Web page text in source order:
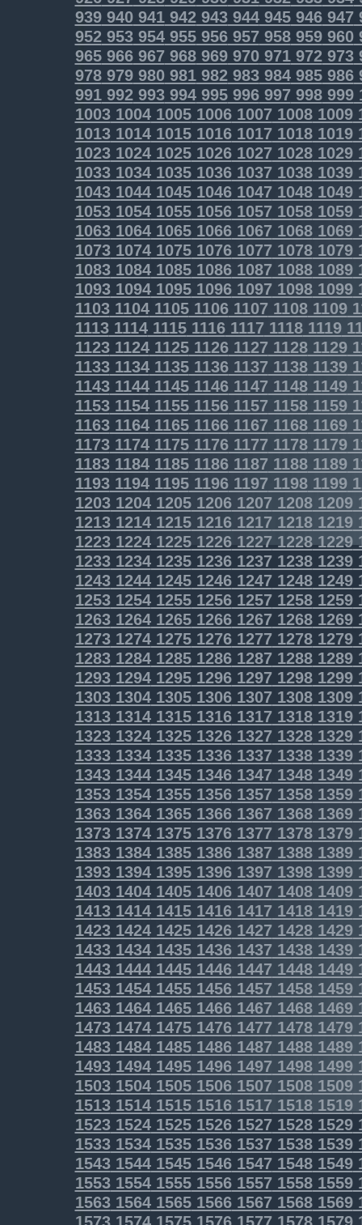
939940941942943944945946947
952953954955956957958959960
965966967968969970971972973
978979980981982983984985986
991992993994995996997998999
1003100410051006100710081009
1013101410151016101710181019
1023102410251026102710281029
1033103410351036103710381039
1043104410451046104710481049
1053105410551056105710581059
1063106410651066106710681069
1073107410751076107710781079
1083108410851086108710881089
1093109410951096109710981099
1103110411051106110711081109
1113111411151116111711181119
11231124112511261127 11281129
11331134113511361137 11381139
11431144114511461147 11481149
11531154115511561157 11581159
11631164116511661167 11681169
11731174117511761177 11781179
11831184118511861187 11881189
11931194119511961197 11981199
12031204120512061207 12081209
12131214121512161217 12181219
1223122412251226122712281229
1233123412351236123712381239
1243124412451246124712481249
1253125412551256125712581259
1263126412651266126712681269
1273127412751276127712781279
1283128412851286128712881289
1293129412951296129712981299
1303130413051306130713081309
1313131413151316131713181319
1323132413251326132713281329
1333133413351336133713381339
1343134413451346134713481349
1353135413551356135713581359
1363136413651366136713681369
1373137413751376137713781379
1383138413851386138713881389
1393139413951396139713981399
14031404140514061407 14081409
14131414141514161417 14181419
1423142414251426142714281429
14331434143514361437 14381439
14431444144514461447 14481449
14531454145514561457 14581459
14631464146514661467 14681469
14731474147514761477 14781479
14831484148514861487 14881489
14931494149514961497 14981499
15031504150515061507 15081509
15131514151515161517 15181519
1523152415251526152715281529
1533153415351536153715381539
1543154415451546154715481549
1553155415551556155715581559
1563156415651566156715681569